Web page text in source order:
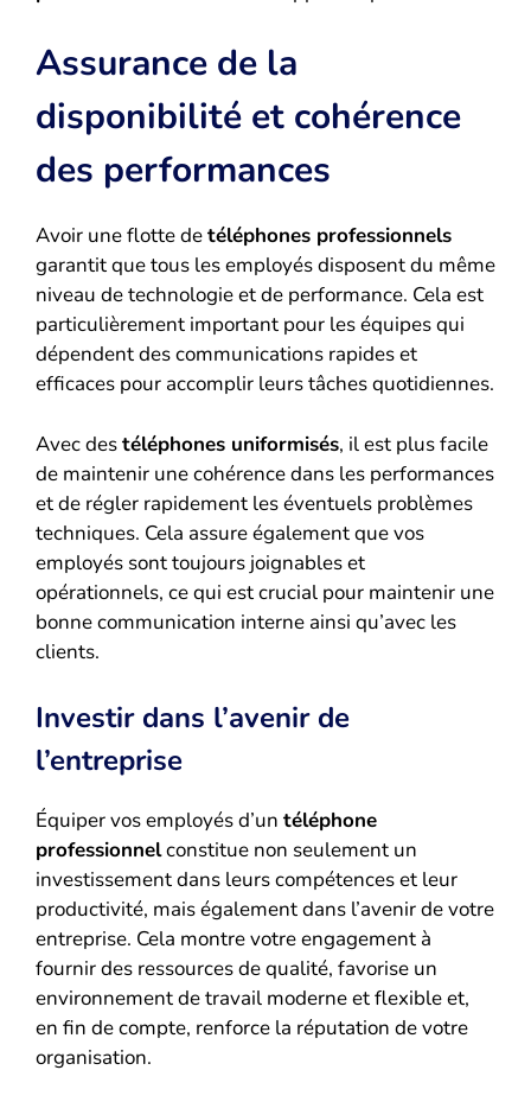
Assurance de la
disponibilité et cohérence
des performances
Avoir une flotte detéléphones professionnels
garantit que tous les employés disposent du même
niveau de technologie et de performance. Cela est
particulièrement important pour les équipes qui
dépendent des communications rapides et
efficaces pour accomplir leurs tâches quotidiennes.
Avec destéléphones uniformisés, il est plus facile
de maintenir une cohérence dans les performances
et de régler rapidement les éventuels problèmes
techniques. Cela assure également que vos
employés sont toujours joignables et
opérationnels, ce qui est crucial pour maintenir une
bonne communication interne ainsi qu’avec les
clients.
Investir dans l’avenir de
l’entreprise
Équiper vos employés d’un téléphone
professionnelconstitue non seulement un
investissement dans leurs compétences et leur
productivité, mais également dans l’avenir de votre
entreprise. Cela montre votre engagement à
fournir des ressources de qualité, favorise un
environnement de travail moderne et flexible et,
en fin de compte, renforce la réputation de votre
organisation.